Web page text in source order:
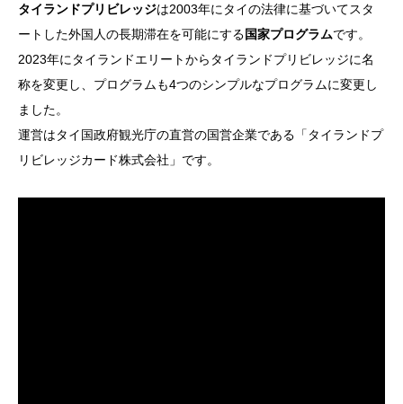
タイランドプリビレッジは2003年にタイの法律に基づいてスタ
ートした外国人の長期滞在を可能にする国家プログラムです。
2023年にタイランドエリートからタイランドプリビレッジに名
称を変更し、プログラムも4つのシンプルなプログラムに変更し
ました。
運営はタイ国政府観光庁の直営の国営企業である「タイランドプ
リビレッジカード株式会社」です。